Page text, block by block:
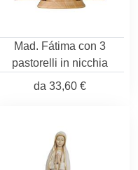
Mad. Fátima con 3
pastorelli in nicchia
da 33,60 €